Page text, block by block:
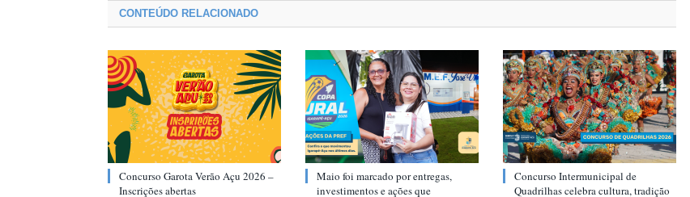
CONTEÚDO RELACIONADO
Concurso Garota Verão Açu 2026 –
Inscrições abertas
Maio foi marcado por entregas,
investimentos e ações que
Concurso Intermunicipal de
Quadrilhas celebra cultura, tradição